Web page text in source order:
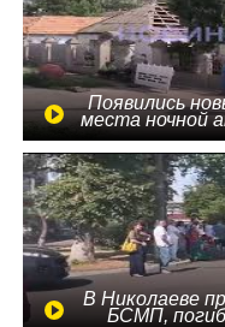
Появились
места ночной
В Николаеве
БСМП,